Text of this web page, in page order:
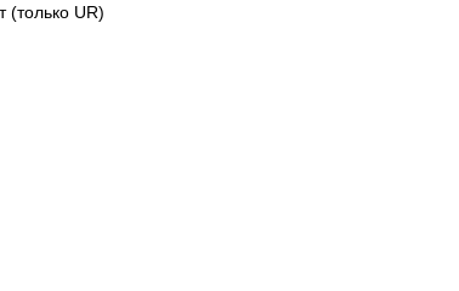
(только UR)